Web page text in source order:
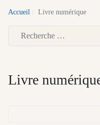
Accueil Livre numérique
Livre